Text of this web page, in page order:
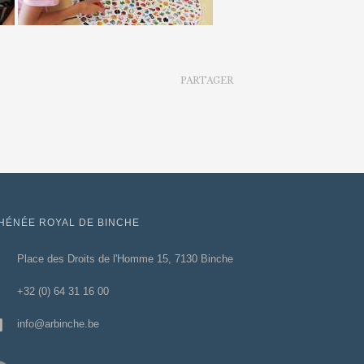
PARTAGER
ROYAL DE BINCHE
Place des Droits de l'Homme 15, 7130 Binche
+32 (0) 64 31 16 00
info@arbinche.be